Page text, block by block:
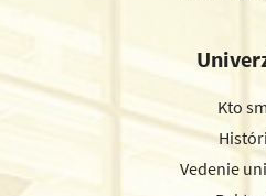
Kto
Vedenie